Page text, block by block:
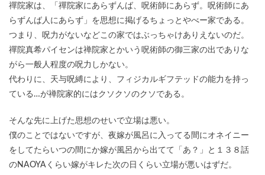
禪院家は、「禪院家にあらずんば、呪術師にあらず。呪術師にあ
らずんば人にあらず」を思想に掲げるちょっとやべー家である。
つまり、呪力がないなどこの家ではぶっちゃけありえないのだ。
禪院真希パイセンは禅院家とかいう呪術師の御三家の出でありな
がら一般人程度の呪力しかない。
代わりに、天与呪縛により、フィジカルギフテッドの能力を持っ
ている…が禅院家的にはクソクソのクソである。
そんな先に上げた思想のせいで立場は悪い。
僕のことではないですが、夜嫁が風呂に入ってる間にオネイニー
をしてたらいつの間にか嫁が風呂から出てて「あ？」と１３８話
のNAOYAくらい嫁がキレた次の日くらい立場が悪いはずだ。